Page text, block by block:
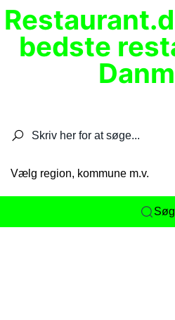
bedste
Vælg region, kommune m.v.
Søg